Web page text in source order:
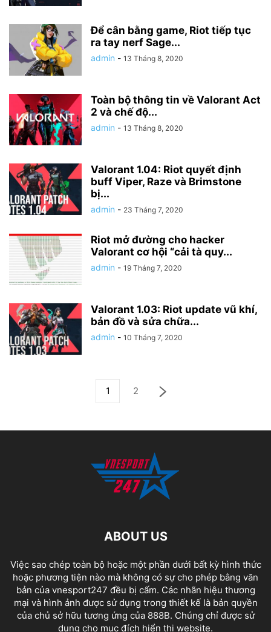
Để cân bằng game, Riot tiếp tục
ra tay nerf Sage...
admin - 13 Tháng 8, 2020
Toàn bộ thông tin về Valorant Act
2 và chế độ...
admin - 13 Tháng 8, 2020
Valorant 1.04: Riot quyết định
buff Viper, Raze và Brimstone
bị...
admin - 23 Tháng 7, 2020
Riot mở đường cho hacker
Valorant cơ hội “cải tà quy...
admin - 19 Tháng 7, 2020
Valorant 1.03: Riot update vũ khí,
bản đồ và sửa chữa...
admin - 10 Tháng 7, 2020
1 2
ABOUT US
Việc sao chép toàn bộ hoặc một phần dưới bất kỳ hình thức
hoặc phương tiện nào mà không có sự cho phép bằng văn
bản của vnesport247 đều bị cấm. Các nhãn hiệu thương
mại và hình ảnh được sử dụng trong thiết kế là bản quyền
của chủ sở hữu tương ứng của 888B. Chúng chỉ được sử
dụng cho mục đích hiển thị website.